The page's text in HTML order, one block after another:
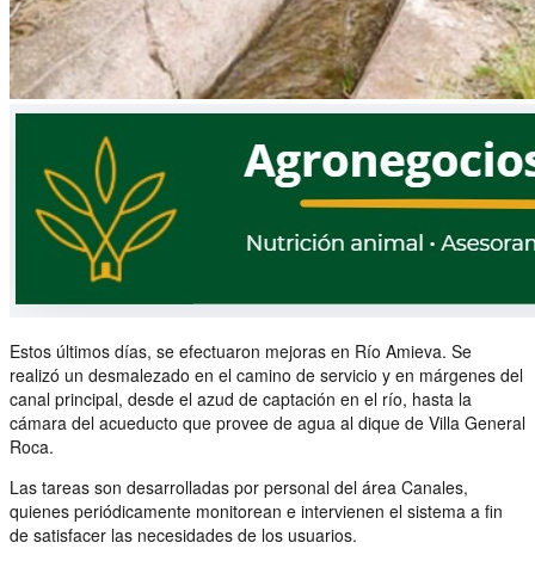
Estos últimos días, se efectuaron mejoras en Río Amieva. Se
realizó un desmalezado en el camino de servicio y en márgenes del
canal principal, desde el azud de captación en el río, hasta la
cámara del acueducto que provee de agua al dique de Villa General
Roca.
Las tareas son desarrolladas por personal del área Canales,
quienes periódicamente monitorean e intervienen el sistema a fin
de satisfacer las necesidades de los usuarios.